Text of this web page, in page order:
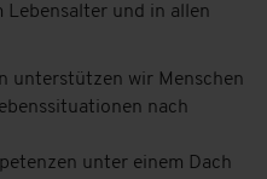
Lebensalter und in allen
unterstützen wir Menschen
nach
unter einem Dach